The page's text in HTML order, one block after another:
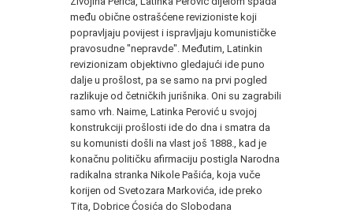
među obične ostrašćene revizioniste koji
popravljaju povijest i ispravljaju komunističke
pravosudne "nepravde". Međutim, Latinkin
revizionizam objektivno gledajući ide puno
dalje u prošlost, pa se samo na prvi pogled
razlikuje od četničkih jurišnika. Oni su zagrabili
samo vrh. Naime, Latinka Perović u svojoj
konstrukciji prošlosti ide do dna i smatra da
su komunisti došli na vlast još 1888., kad je
konačnu političku afirmaciju postigla Narodna
radikalna stranka Nikole Pašića, koja vuče
korijen od Svetozara Markovića, ide preko
Tita, Dobrice Ćosića do Slobodana